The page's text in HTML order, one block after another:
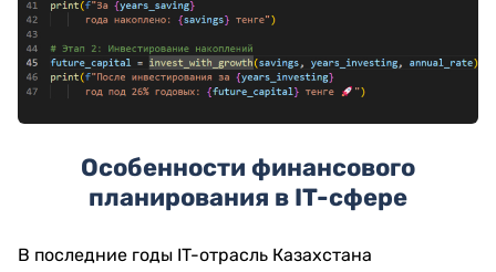
Особенности финансового
планирования в IT-сфере
В последние годы IT-отрасль Казахстана